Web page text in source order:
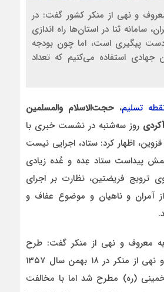
و نهی از منکر کشور گفت: در
سامانه ثنا در استان‌ها راه اندازی
پیگیری است، اما چون بودجه
جهادی استفاده می‌کنیم که تعداد
تسلیم،حجت‌الاسلام والمسلمین
روز سه‌شنبه در نشست خبری با
اظهار کرد: ستاد، اجرایی نیست
پیداست ستاد عِده و عُده زیادی
ترویج فریضتین، نظارت بر اجرای
آمران و ناهیان و موضوع عفاف و
به معروف و نهی از منکر گفت: طرح
ستاد امر به معروف و نهی از منکر در ۱۸ بهمن سال ۱۳۵۷
(ره) مطرح شد اما با مخالفت